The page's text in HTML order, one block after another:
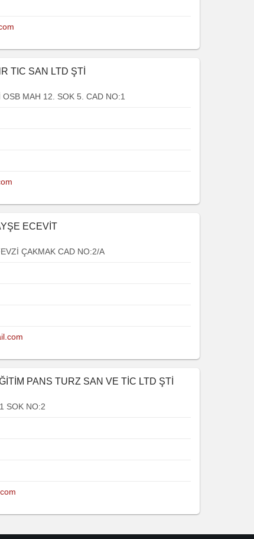
TIC SAN LTD ŞTİ
MAH 12. SOK 5. CAD NO:1
ECEVİT
ÇAKMAK CAD NO:2/A
PANS TURZ SAN VE TİC LTD ŞTİ
SOK NO:2